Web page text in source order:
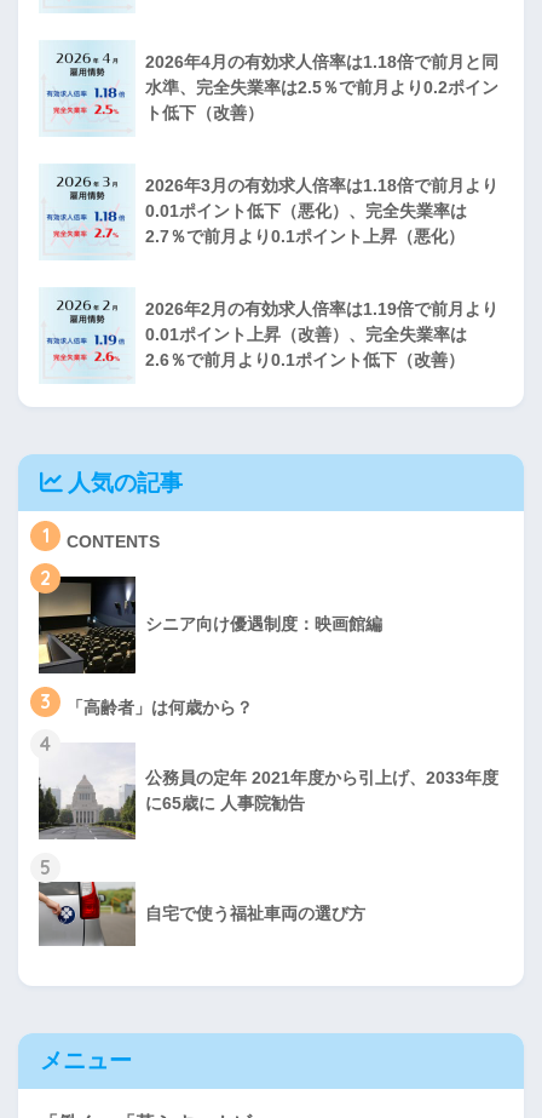
2026年4月の有効求人倍率は1.18倍で前月と同
水準、完全失業率は2.5％で前月より0.2ポイン
ト低下（改善）
2026年3月の有効求人倍率は1.18倍で前月より
0.01ポイント低下（悪化）、完全失業率は
2.7％で前月より0.1ポイント上昇（悪化）
2026年2月の有効求人倍率は1.19倍で前月より
0.01ポイント上昇（改善）、完全失業率は
2.6％で前月より0.1ポイント低下（改善）
人気の記事
1 CONTENTS
2
シニア向け優遇制度：映画館編
3 「高齢者」は何歳から？
4
公務員の定年 2021年度から引上げ、2033年度
に65歳に 人事院勧告
5
自宅で使う福祉車両の選び方
メニュー